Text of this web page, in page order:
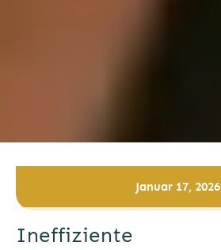
Januar 17, 2026
Ineffiziente